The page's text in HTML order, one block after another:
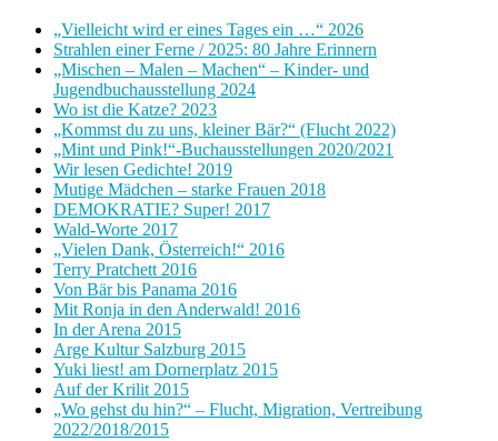
„Vielleicht wird er eines Tages ein …“ 2026
Strahlen einer Ferne / 2025: 80 Jahre Erinnern
„Mischen – Malen – Machen“ – Kinder- und
Jugendbuchausstellung 2024
Wo ist die Katze? 2023
„Kommst du zu uns, kleiner Bär?“ (Flucht 2022)
„Mint und Pink!“-Buchausstellungen 2020/2021
Wir lesen Gedichte! 2019
Mutige Mädchen – starke Frauen 2018
DEMOKRATIE? Super! 2017
Wald-Worte 2017
„Vielen Dank, Österreich!“ 2016
Terry Pratchett 2016
Von Bär bis Panama 2016
Mit Ronja in den Anderwald! 2016
In der Arena 2015
Arge Kultur Salzburg 2015
Yuki liest! am Dornerplatz 2015
Auf der Krilit 2015
„Wo gehst du hin?“ – Flucht, Migration, Vertreibung
2022/2018/2015